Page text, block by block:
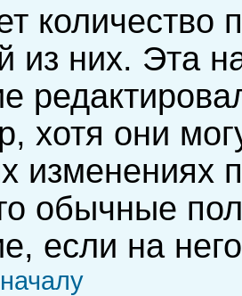
количество
из них. Эта
хотя они
изменениях
обычные
если на